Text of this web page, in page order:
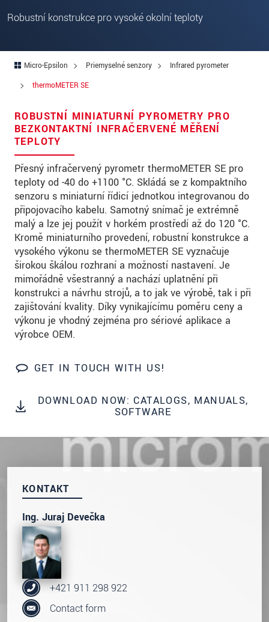
Robustní konstrukce pro vysoké okolní teploty
Micro-Epsilon Priemyselné senzory
Infrared pyrometer
thermoMETER SE
ROBUSTNÍ MINIATURNÍ PYROMETRY PRO
BEZKONTAKTNÍ INFRAČERVENÉ MĚŘENÍ
TEPLOTY
Přesný infračervený pyrometr thermoMETER SE pro
teploty od -40 do +1100 °C. Skládá se z kompaktního
senzoru s miniaturní řídicí jednotkou integrovanou do
připojovacího kabelu. Samotný snímač je extrémně
malý a lze jej použít v horkém prostředí až do 120 °C.
Kromě miniaturního provedení, robustní konstrukce a
vysokého výkonu se thermoMETER SE vyznačuje
širokou škálou rozhraní a možností nastavení. Je
mimořádně všestranný a nachází uplatnění při
konstrukci a návrhu strojů, a to jak ve výrobě, tak i při
zajišťování kvality. Díky vynikajícímu poměru ceny a
výkonu je vhodný zejména pro sériové aplikace a
výrobce OEM.
GET IN TOUCH WITH US!
DOWNLOAD NOW: CATALOGS, MANUALS,
SOFTWARE
KONTAKT
Ing. Juraj Devečka
+421 911 298 922
Contact form
PSČ
Krajina*
Telefon
E-Mail*
Vaša správa
Please keep me informed about product
innovations by e-mail.
* Povinné informace
S vašimi údaji zacházíme důvěrně. Přečtěte si
prosím naše
prohlášení o ochraně osobních údajů
ODOSLAŤ SPRÁVU